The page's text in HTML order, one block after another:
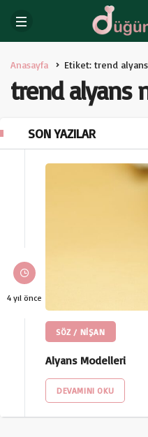
Anasayfa Etiket: trend
trend alyans
SON YAZILAR
4 yıl önce
SÖZ / NİŞAN
Alyans Modelleri
DEVAMINI OKU